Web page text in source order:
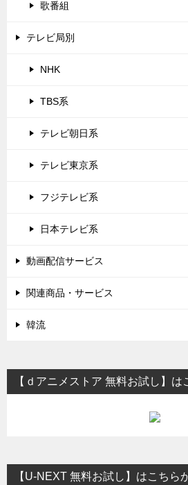
歌番組
テレビ局別
NHK
TBS系
テレビ朝日系
テレビ東京系
フジテレビ系
日本テレビ系
動画配信サービス
関連商品・サービス
韓流
【ｄアニメストア 無料お試し】
【U-NEXT 無料お試し】はこちら